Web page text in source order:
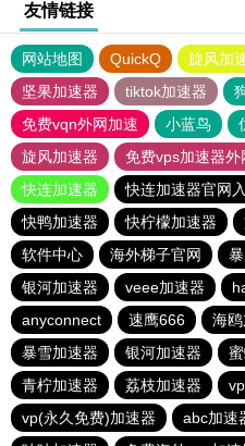
友情链接
网站地图 QuickQ 旋风加
坚果加速器
tiktok加速器
免费vqn外网加速
小蓝鸟
旋风加速器
免费vps加速器外
快连加速器
快连加速器官网
快鸭加速器
快柠檬加速器
软件中心
海外梯子官网
银河加速器
veee加速器
anyconnect
速鹰666 海
暴雪加速器
银河加速器
青柠加速器
荔枝加速器
vp(永久免费)加速器
abc加速